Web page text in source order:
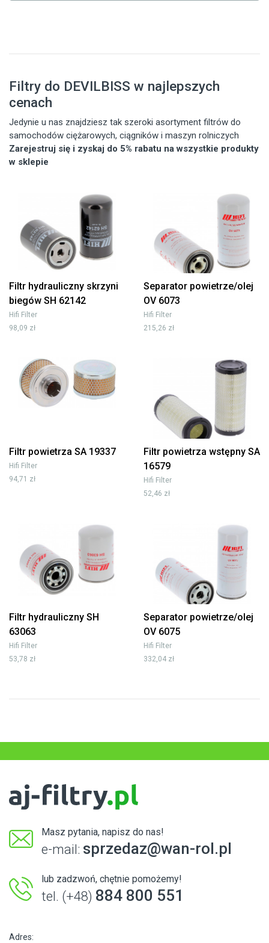
Filtry do DEVILBISS w najlepszych
cenach
Jedynie u nas znajdziesz tak szeroki asortyment filtrów do
samochodów ciężarowych, ciągników i maszyn rolniczych
Zarejestruj się i zyskaj do 5% rabatu na wszystkie produkty
w sklepie
Filtr hydrauliczny skrzyni
biegów SH 62142
Hifi Filter
98,09 zł
Separator powietrze/olej
OV 6073
Hifi Filter
215,26 zł
Filtr powietrza SA 19337
Hifi Filter
94,71 zł
Filtr powietrza wstępny SA
16579
Hifi Filter
52,46 zł
Filtr hydrauliczny SH
63063
Hifi Filter
53,78 zł
Separator powietrze/olej
OV 6075
Hifi Filter
332,04 zł
Masz pytania, napisz do nas!
e-mail: sprzedaz@wan-rol.pl
lub zadzwoń, chętnie pomożemy!
tel. (+48) 884 800 551
Adres: